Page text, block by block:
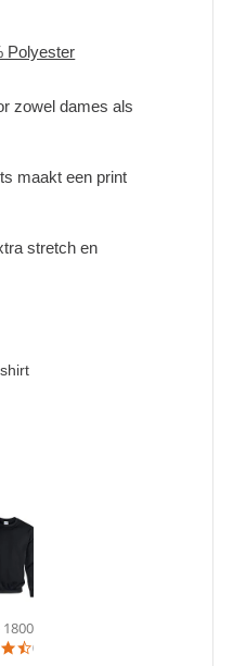
Polyester
zowel dames als
maakt een print
stretch en
4.7 star rating
(28)